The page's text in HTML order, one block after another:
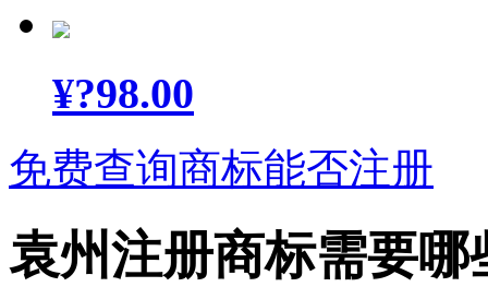
¥?98.00
免费查询商标能否注册
袁州注册商标需要哪